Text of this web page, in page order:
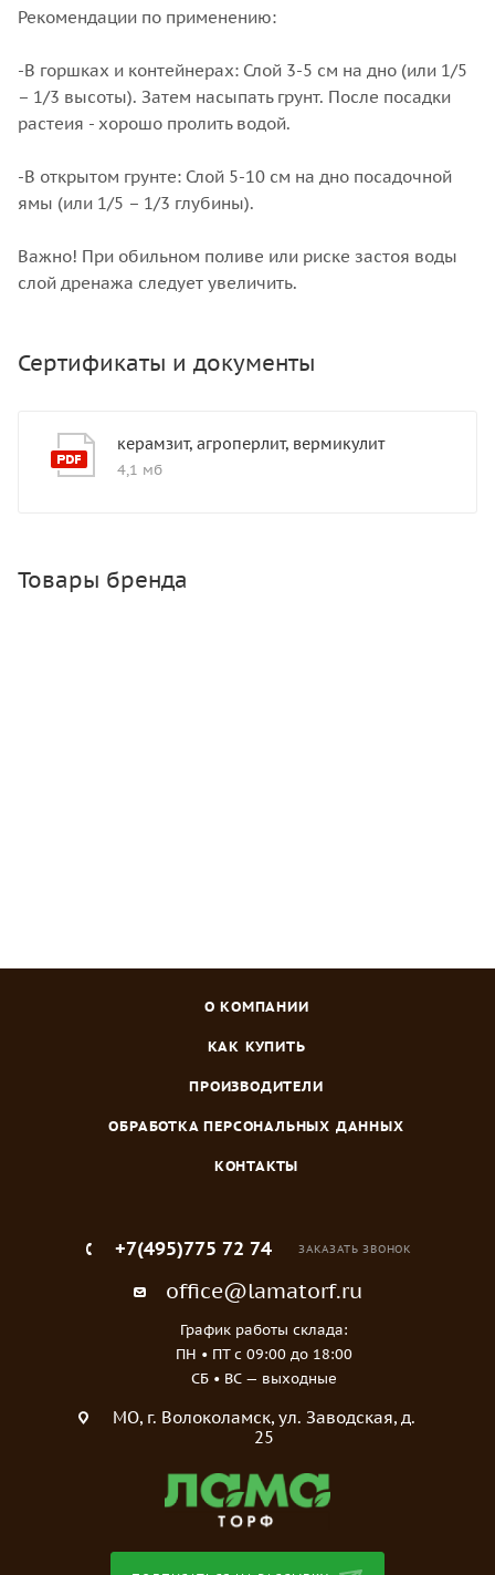
Рекомендации по применению:
-В горшках и контейнерах: Слой 3-5 см на дно (или 1/5
– 1/3 высоты). Затем насыпать грунт. После посадки
растеия - хорошо пролить водой.
-В открытом грунте: Слой 5-10 см на дно посадочной
ямы (или 1/5 – 1/3 глубины).
Важно! При обильном поливе или риске застоя воды
слой дренажа следует увеличить.
Сертификаты и документы
керамзит, агроперлит, вермикулит
4,1 мб
Товары бренда
О КОМПАНИИ
КАК КУПИТЬ
ПРОИЗВОДИТЕЛИ
ОБРАБОТКА ПЕРСОНАЛЬНЫХ ДАННЫХ
КОНТАКТЫ
+7(495)775 72 74 ЗАКАЗАТЬ ЗВОНОК
office@lamatorf.ru
График работы склада:
ПН • ПТ c 09:00 до 18:00
СБ • ВС — выходные
МO, г. Волоколамск, ул. Заводская, д.
25